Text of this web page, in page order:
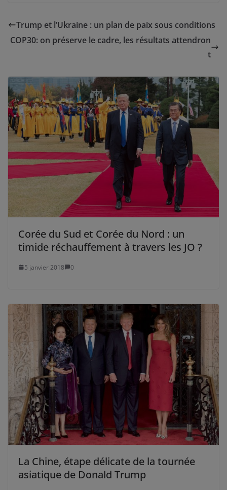
Trump et l’Ukraine : un plan de paix sous conditions
COP30: on préserve le cadre, les résultats attendron
t
Corée du Sud et Corée du Nord : un
timide réchauffement à travers les JO ?
5 janvier 2018 0
La Chine, étape délicate de la tournée
asiatique de Donald Trump